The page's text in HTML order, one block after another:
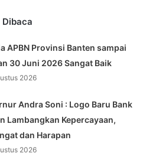
APBN Provinsi Banten sampai
30 Juni 2026 Sangat Baik
2026
Andra Soni : Logo Baru Bank
Lambangkan Kepercayaan,
dan Harapan
2026